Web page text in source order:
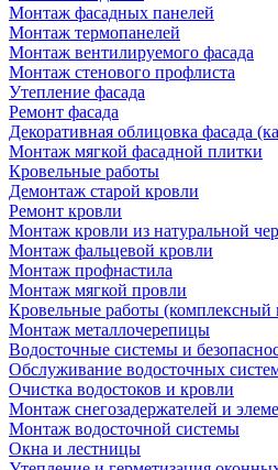
Монтаж фасадных панелей
Монтаж термопанелей
Монтаж вентилируемого фасада
Монтаж стенового профлиста
Утепление фасада
Ремонт фасада
Декоративная облицовка фасада
Монтаж мягкой фасадной плитки
Кровельные работы
Демонтаж старой кровли
Ремонт кровли
Монтаж кровли из натуральной
Монтаж фальцевой кровли
Монтаж профнастила
Монтаж мягкой провли
Кровельные работы (комплексный
Монтаж металлочерепицы
Водосточные системы и
Обслуживание водосточных
Очистка водостоков и кровли
Монтаж снегозадержателей и
Монтаж водосточной системы
Окна и лестницы